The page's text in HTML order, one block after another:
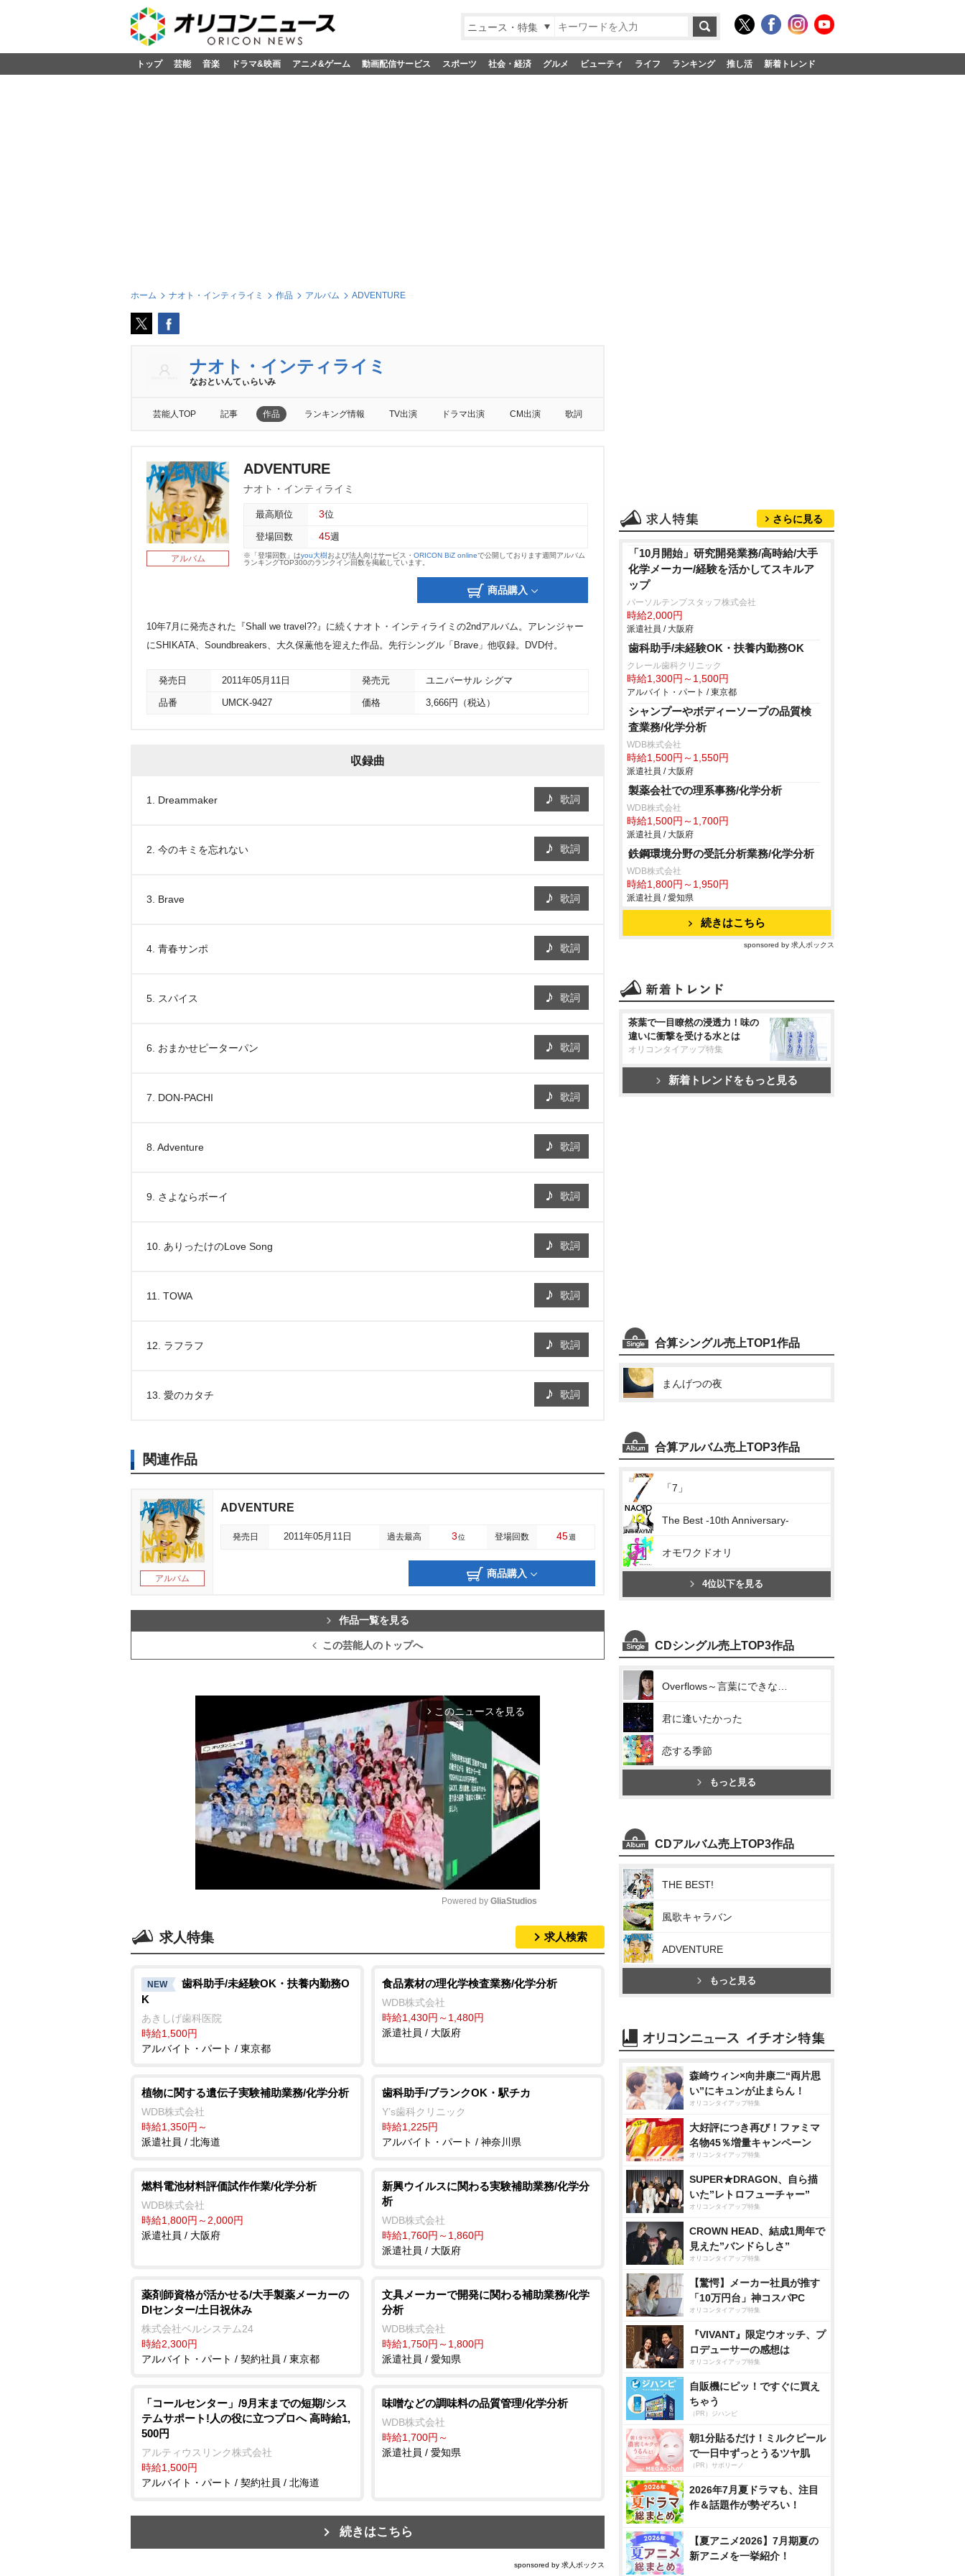
ニュース・特集
トップ 芸能 音楽 ドラマ&映画 アニメ&ゲーム 動画配信サービス スポーツ 社会・経済 グルメ ビューティ ライフ ランキング 推し活 新着トレンド
ホーム ナオト・インティライミ 作品 アルバム ADVENTURE
ナオト・インティライミ
なおといんてぃらいみ
芸能人TOP 記事 作品 ランキング情報 TV出演 ドラマ出演 CM出演 歌詞
アルバム
ADVENTURE
ナオト・インティライミ
最高順位 3位
登場回数 45週
※「登場回数」はyou大樹および法人向けサービス・ ORICON BiZ onlineで公開しております週間アルバム
ランキングTOP300のランクイン回数を掲載しています。
商品購入
10年7月に発売された『Shall we travel??』に続くナオト・インティライミの2ndアルバム。アレンジャー
にSHIKATA、Soundbreakers、大久保薫他を迎えた作品。先行シングル「Brave」他収録。DVD付。
発売日 2011年05月11日 発売元 ユニバーサル シグマ
品番 UMCK-9427 価格 3,666円（税込）
収録曲
1. Dreammaker 歌詞
2. 今のキミを忘れない 歌詞
3. Brave 歌詞
4. 青春サンポ 歌詞
5. スパイス 歌詞
6. おまかせピーターパン 歌詞
7. DON-PACHI 歌詞
8. Adventure 歌詞
9. さよならボーイ 歌詞
10. ありったけのLove Song 歌詞
11. TOWA 歌詞
12. ラフラフ 歌詞
13. 愛のカタチ 歌詞
関連作品
アルバム
ADVENTURE
発売日 2011年05月11日 過去最高 3位 登場回数 45週
商品購入
作品一覧を見る
この芸能人のトップへ
arrow_forward_ios このニュースを見る
t
Powered by GliaStudios
求人特集 求人検索
NEW
歯科助手/未経験OK・扶養内勤務O
K
あきしげ歯科医院
時給1,500円
アルバイト・パート / 東京都
食品素材の理化学検査業務/化学分析
WDB株式会社
時給1,430円～1,480円
派遣社員 / 大阪府
植物に関する遺伝子実験補助業務/化学分析
WDB株式会社
時給1,350円～
派遣社員 / 北海道
歯科助手/ブランクOK・駅チカ
Y’s歯科クリニック
時給1,225円
アルバイト・パート / 神奈川県
燃料電池材料評価試作作業/化学分析
WDB株式会社
時給1,800円～2,000円
派遣社員 / 大阪府
新興ウイルスに関わる実験補助業務/化学分
析
WDB株式会社
時給1,760円～1,860円
派遣社員 / 大阪府
薬剤師資格が活かせる/大手製薬メーカーの
DIセンター/土日祝休み
株式会社ベルシステム24
時給2,300円
アルバイト・パート / 契約社員 / 東京都
文具メーカーで開発に関わる補助業務/化学
分析
WDB株式会社
時給1,750円～1,800円
派遣社員 / 愛知県
「コールセンター」/9月末までの短期/シス
テムサポート!人の役に立つプロへ 高時給1,
500円
アルティウスリンク株式会社
時給1,500円
アルバイト・パート / 契約社員 / 北海道
味噌などの調味料の品質管理/化学分析
WDB株式会社
時給1,700円～
派遣社員 / 愛知県
続きはこちら
sponsored by 求人ボックス
さらに見る
「10月開始」研究開発業務/高時給/大手
化学メーカー/経験を活かしてスキルア
ップ
パーソルテンプスタッフ株式会社
時給2,000円
派遣社員 / 大阪府
歯科助手/未経験OK・扶養内勤務OK
クレール歯科クリニック
時給1,300円～1,500円
アルバイト・パート / 東京都
シャンプーやボディーソープの品質検
査業務/化学分析
WDB株式会社
時給1,500円～1,550円
派遣社員 / 大阪府
製薬会社での理系事務/化学分析
WDB株式会社
時給1,500円～1,700円
派遣社員 / 大阪府
鉄鋼環境分野の受託分析業務/化学分析
WDB株式会社
時給1,800円～1,950円
派遣社員 / 愛知県
続きはこちら
sponsored by 求人ボックス
茶葉で一目瞭然の浸透力！味の
違いに衝撃を受ける水とは
オリコンタイアップ特集
新着トレンドをもっと見る
合算シングル売上TOP1作品
まんげつの夜
合算アルバム売上TOP3作品
「7」
The Best -10th Anniversary-
オモワクドオリ
4位以下を見る
CDシングル売上TOP3作品
君に逢いたかった
恋する季節
もっと見る
CDアルバム売上TOP3作品
THE BEST!
風歌キャラバン
ADVENTURE
もっと見る
森崎ウィン×向井康二“両片思
い”にキュンが止まらん！
オリコンタイアップ特集
大好評につき再び！ファミマ
名物45％増量キャンペーン
オリコンタイアップ特集
SUPER★DRAGON、自ら描
いた”レトロフューチャー”
オリコンタイアップ特集
CROWN HEAD、結成1周年で
見えた”バンドらしさ”
オリコンタイアップ特集
【驚愕】メーカー社員が推す
「10万円台」神コスパPC
オリコンタイアップ特集
『VIVANT』限定ウオッチ、プ
ロデューサーの感想は
オリコンタイアップ特集
自販機にピッ！ですぐに買え
ちゃう
（PR）ジハンピ
朝1分貼るだけ！ミルクピール
で一日中ずっとうるツヤ肌
（PR）サボリーノ
2026年7月夏ドラマも、注目
作＆話題作が勢ぞろい！
【夏アニメ2026】7月期夏の
新アニメを一挙紹介！